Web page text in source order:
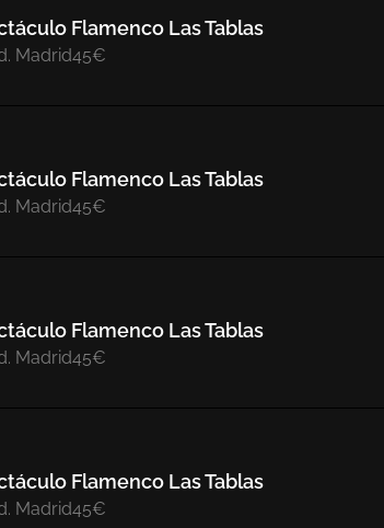
Flamenco Las Tablas
Madrid45€
Flamenco Las Tablas
Madrid45€
Flamenco Las Tablas
Madrid45€
Flamenco Las Tablas
Madrid45€